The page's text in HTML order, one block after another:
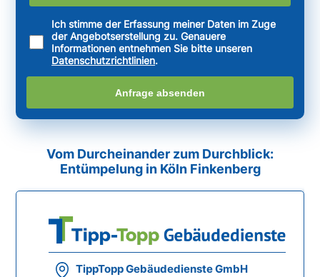
Ich stimme der Erfassung meiner Daten im Zuge
der Angebotserstellung zu. Genauere
Informationen entnehmen Sie bitte unseren
Datenschutzrichtlinien.
Anfrage absenden
Vom Durcheinander zum Durchblick:
Entümpelung in Köln Finkenberg
TippTopp Gebäudedienste GmbH